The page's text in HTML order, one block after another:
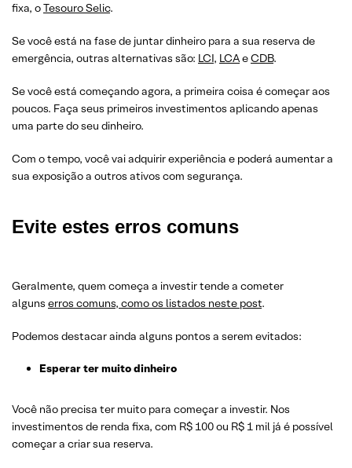
fixa, oTesouro Selic.
Se você está na fase de juntar dinheiro para a sua reserva de
emergência, outras alternativas são: LCI, LCAeCDB.
Se você está começando agora, a primeira coisa é começar aos
poucos. Faça seus primeiros investimentos aplicando apenas
uma parte do seu dinheiro.
Com o tempo, você vai adquirir experiência e poderá aumentar a
sua exposição a outros ativos com segurança.
Evite estes erros comuns
Geralmente, quem começa a investir tende a cometer
alguns erros comuns, como os listados neste post.
Podemos destacar ainda alguns pontos a serem evitados:
Esperarter muito dinheiro
Você não precisa ter muito para começar a investir. Nos
investimentos de renda fixa, com R$ 100 ou R$ 1 mil já é possível
começar a criar sua reserva.